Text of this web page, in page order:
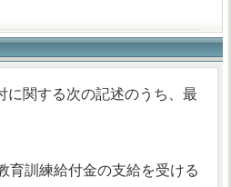
に関する次の記述のうち、最
育訓練給付金の支給を受ける